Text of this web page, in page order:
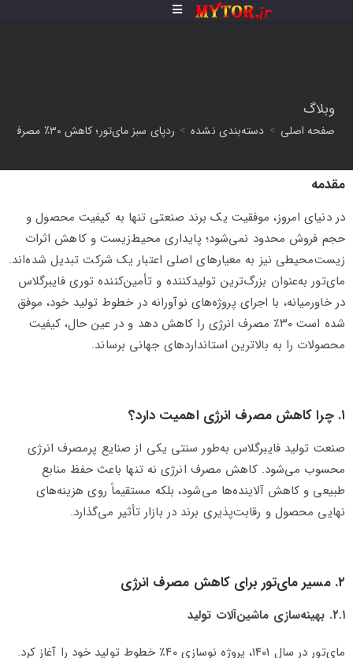
وبلاگ
صفحه اصلی > دسته‌بندی نشده > ردپای سبز مای‌تور؛ کاهش ۳۰٪ مصرف انرژی در تولید توری فایبرگلاس
مقدمه
در دنیای امروز، موفقیت یک برند صنعتی تنها به کیفیت محصول و
حجم فروش محدود نمی‌شود؛ پایداری محیط‌زیست و کاهش اثرات
زیست‌محیطی نیز به معیارهای اصلی اعتبار یک شرکت تبدیل شده‌اند.
مای‌تور به‌عنوان بزرگ‌ترین تولیدکننده و تأمین‌کننده توری فایبرگلاس
در خاورمیانه، با اجرای پروژه‌های نوآورانه در خطوط تولید خود، موفق
شده است ۳۰٪ مصرف انرژی را کاهش دهد و در عین حال، کیفیت
محصولات را به بالاترین استانداردهای جهانی برساند.
۱. چرا کاهش مصرف انرژی اهمیت دارد؟
صنعت تولید فایبرگلاس به‌طور سنتی یکی از صنایع پرمصرف انرژی
محسوب می‌شود. کاهش مصرف انرژی نه تنها باعث حفظ منابع
طبیعی و کاهش آلاینده‌ها می‌شود، بلکه مستقیماً روی هزینه‌های
نهایی محصول و رقابت‌پذیری برند در بازار تأثیر می‌گذارد.
۲. مسیر مای‌تور برای کاهش مصرف انرژی
۲.۱. بهینه‌سازی ماشین‌آلات تولید
مای‌تور در سال ۱۴۰۱، پروژه نوسازی ۴۰٪ خطوط تولید خود را آغاز کرد.